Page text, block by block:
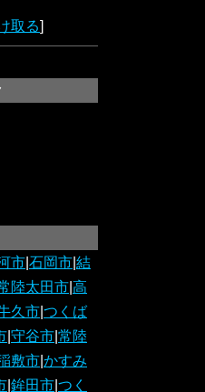
取る]
市 石岡市 結
陸太田市 高
久市 つくば
守谷市 常陸
敷市 かすみ
鉾田市 つく